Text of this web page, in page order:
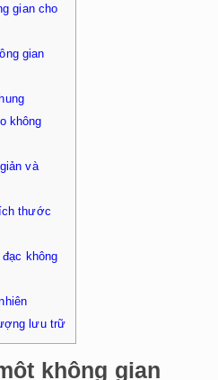
gian cho
gian
không
và
thước
không
lưu trữ
không gian